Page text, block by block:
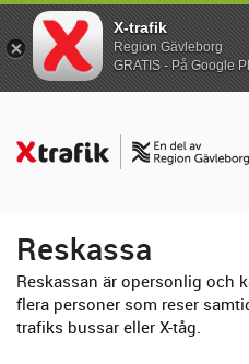
Reskassa
Reskassan är opersonlig och
flera personer som reser
trafiks bussar eller X-tåg.
X-trafik
Region Gävleborg
GRATIS - På Google